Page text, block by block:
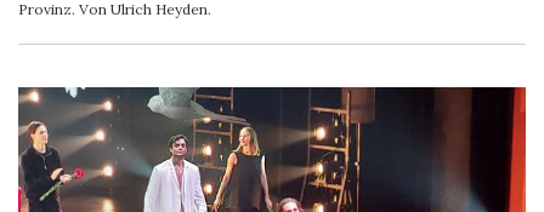
Provinz. Von Ulrich Heyden.